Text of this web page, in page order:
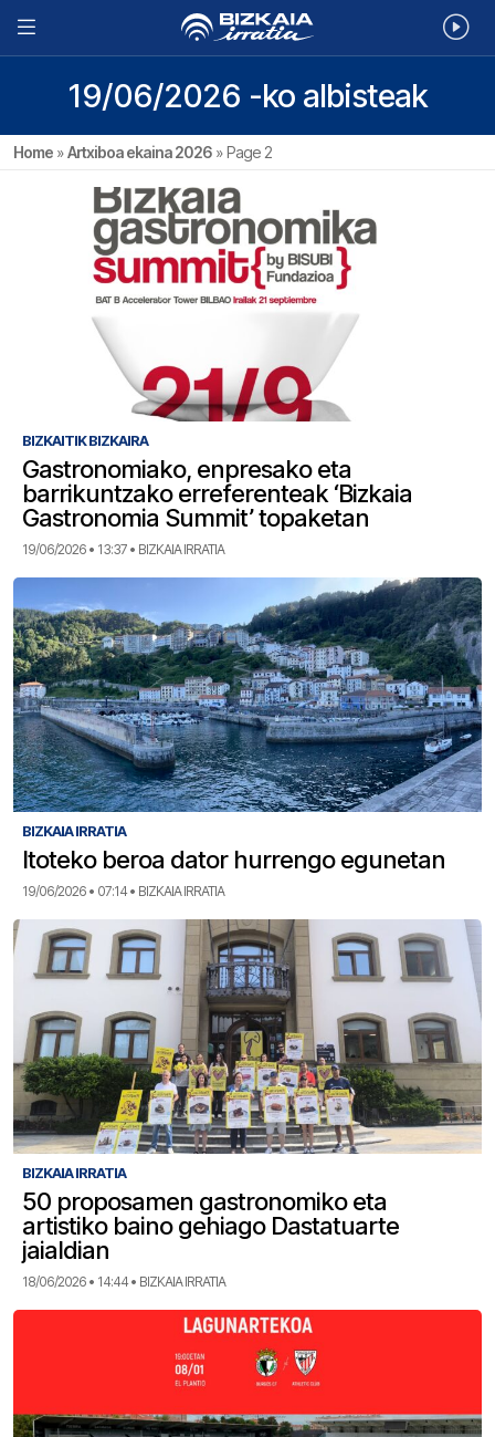
19/06/2026 -ko albisteak
Home »Artxiboa ekaina 2026 »Page 2
BIZKAITIK BIZKAIRA
Gastronomiako, enpresako eta
barrikuntzako erreferenteak ‘Bizkaia
Gastronomia Summit’ topaketan
19/06/2026 • 13:37 • BIZKAIA IRRATIA
BIZKAIA IRRATIA
Itoteko beroa dator hurrengo egunetan
19/06/2026 • 07:14 • BIZKAIA IRRATIA
BIZKAIA IRRATIA
50 proposamen gastronomiko eta
artistiko baino gehiago Dastatuarte
jaialdian
18/06/2026 • 14:44 • BIZKAIA IRRATIA